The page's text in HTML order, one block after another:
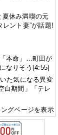
夏休み満喫の元
レント妻”が話題!
本命」…町田が
なりそう[4:55]
た気になる異変
白期間」「テレ
グページを表示